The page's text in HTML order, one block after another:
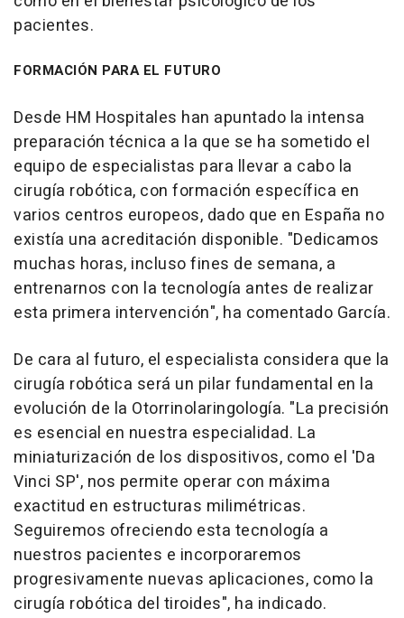
pacientes.
FORMACIÓN PARA EL FUTURO
Desde HM Hospitales han apuntado la intensa
preparación técnica a la que se ha sometido el
equipo de especialistas para llevar a cabo la
cirugía robótica, con formación específica en
varios centros europeos, dado que en España no
existía una acreditación disponible. "Dedicamos
muchas horas, incluso fines de semana, a
entrenarnos con la tecnología antes de realizar
esta primera intervención", ha comentado García.
De cara al futuro, el especialista considera que la
cirugía robótica será un pilar fundamental en la
evolución de la Otorrinolaringología. "La precisión
es esencial en nuestra especialidad. La
miniaturización de los dispositivos, como el 'Da
Vinci SP', nos permite operar con máxima
exactitud en estructuras milimétricas.
Seguiremos ofreciendo esta tecnología a
nuestros pacientes e incorporaremos
progresivamente nuevas aplicaciones, como la
cirugía robótica del tiroides", ha indicado.